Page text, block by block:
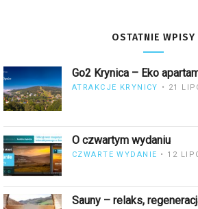
OSTATNIE WPISY
Go2 Krynica – Eko
ATRAKCJE KRYNICY 21
O czwartym wydaniu
CZWARTE WYDANIE 12
Sauny – relaks,